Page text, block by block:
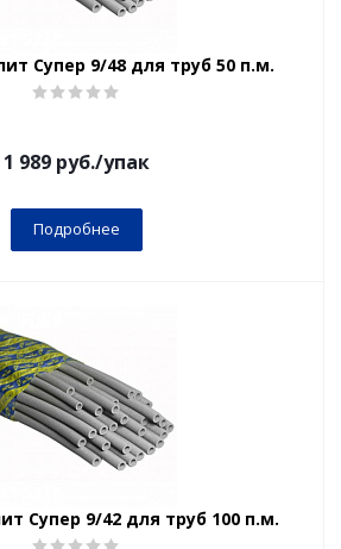
Супер 9/48 для труб 50 п.м.
1 989руб./упак
Подробнее
Супер 9/42 для труб 100 п.м.